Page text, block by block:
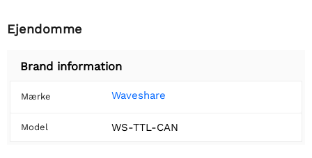
Ejendomme
Brand information
Mærke Waveshare
Model WS-TTL-CAN